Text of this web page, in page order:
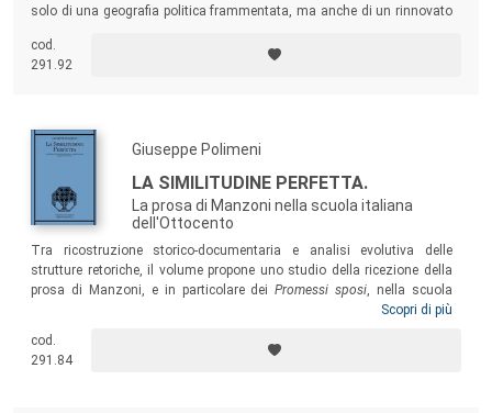
solo di una geografia politica frammentata, ma anche di un rinnovato
Quali autori leggere e commentare in classe? E soprattutto come
formare maestri e professori?
cod.
291.92
Giuseppe Polimeni
LA SIMILITUDINE PERFETTA.
La prosa di Manzoni nella scuola italiana
dell'Ottocento
Tra ricostruzione storico-documentaria e analisi evolutiva delle
strutture retoriche, il volume propone uno studio della ricezione della
prosa di Manzoni, e in particolare deiPromessi sposi, nella scuola
italiana dell’Ottocento. Ne risulta un contributo che considera come il
grammatiche e nei compendi storici, fino a essere assunto nella
programmazione ufficiale dai decreti ministeriali.
Scopri di più
cod.
291.84